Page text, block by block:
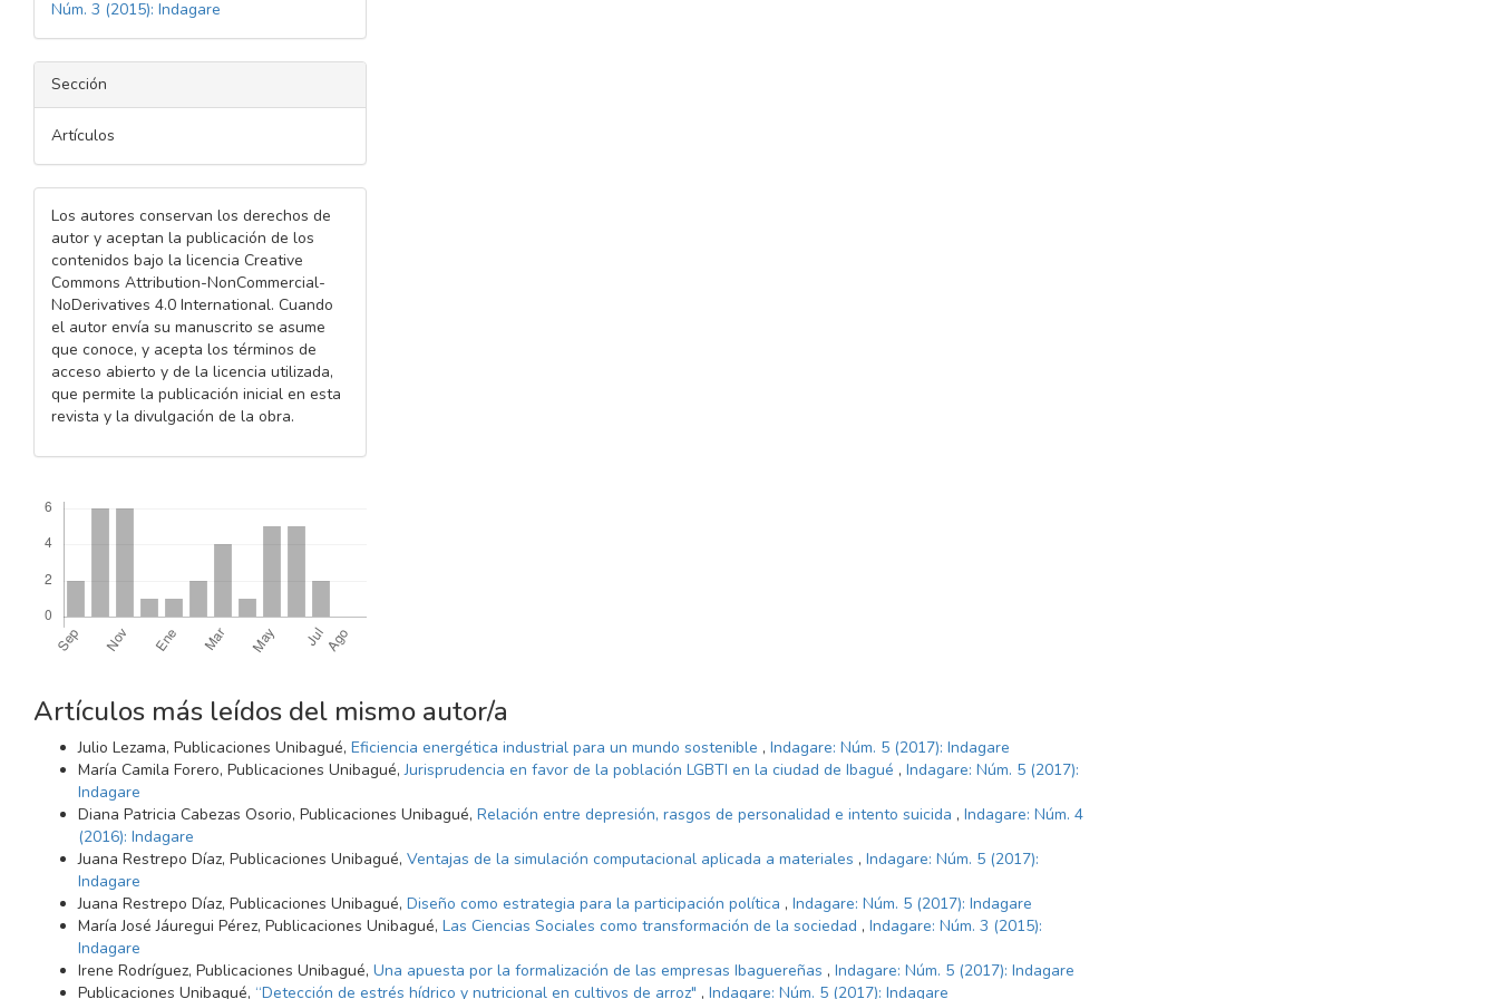
Núm. 3 (2015): Indagare
Sección
Artículos
Los autores conservan los derechos de
autor y aceptan la publicación de los
contenidos bajo la licencia Creative
Commons Attribution-NonCommercial-
NoDerivatives 4.0 International. Cuando
el autor envía su manuscrito se asume
que conoce, y acepta los términos de
acceso abierto y de la licencia utilizada,
que permite la publicación inicial en esta
revista y la divulgación de la obra.
Artículos más leídos del mismo autor/a
Julio Lezama, Publicaciones Unibagué, Eficiencia energética industrial para un mundo sostenible , Indagare: Núm. 5 (2017): Indagare
María Camila Forero, Publicaciones Unibagué,Jurisprudencia en favor de la población LGBTI en la ciudad de Ibagué , Indagare: Núm. 5 (2017):
Indagare
Diana Patricia Cabezas Osorio, Publicaciones Unibagué, Relación entre depresión, rasgos de personalidad e intento suicida , Indagare: Núm. 4
(2016): Indagare
Juana Restrepo Díaz, Publicaciones Unibagué, Ventajas de la simulación computacional aplicada a materiales , Indagare: Núm. 5 (2017):
Indagare
Juana Restrepo Díaz, Publicaciones Unibagué, Diseño como estrategia para la participación política , Indagare: Núm. 5 (2017): Indagare
María José Jáuregui Pérez, Publicaciones Unibagué, Las Ciencias Sociales como transformación de la sociedad , Indagare: Núm. 3 (2015):
Indagare
Irene Rodríguez, Publicaciones Unibagué, Una apuesta por la formalización de las empresas Ibaguereñas , Indagare: Núm. 5 (2017): Indagare
Publicaciones Unibagué, “Detección de estrés hídrico y nutricional en cultivos de arroz" , Indagare: Núm. 5 (2017): Indagare